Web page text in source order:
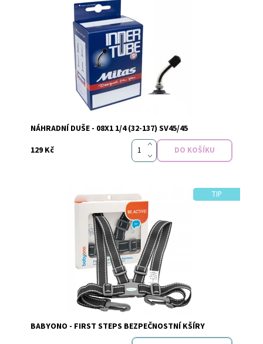
Vyprodáno
NÁHRADNÍ DUŠE - 08X1 1/4 (32-137) SV45/45
129 Kč
TIP
Skladem
Značka: Baby Ono
BABYONO - FIRST STEPS BEZPEČNOSTNÍ KŠÍRY